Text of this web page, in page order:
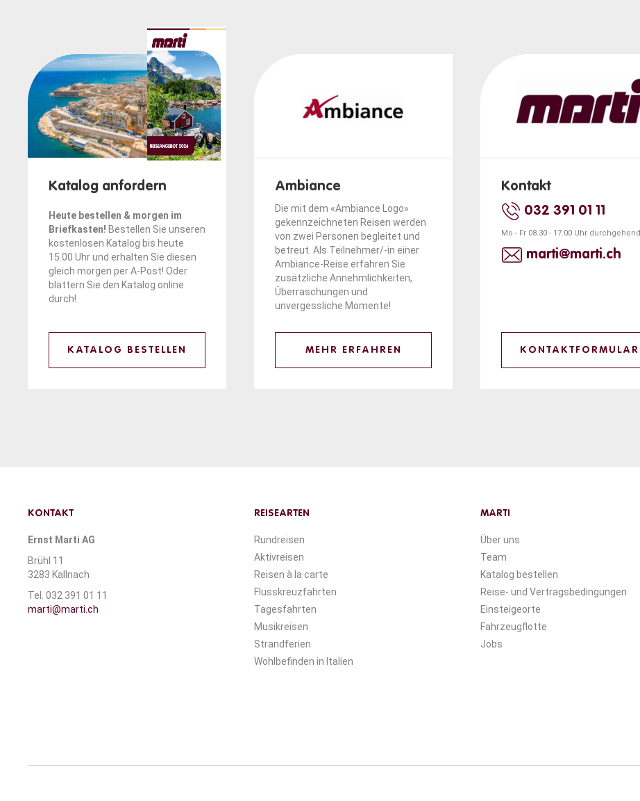
Katalog anfordern
Heute bestellen & morgen im
Briefkasten! Bestellen Sie unseren
kostenlosen Katalog bis heute
15.00 Uhr und erhalten Sie diesen
gleich morgen per A-Post! Oder
blättern Sie den Katalog online
durch!
KATALOG BESTELLEN
Ambiance
Die mit dem «Ambiance Logo»
gekennzeichneten Reisen werden
von zwei Personen begleitet und
betreut. Als Teilnehmer/-in einer
Ambiance-Reise erfahren Sie
zusätzliche Annehmlichkeiten,
Überraschungen und
unvergessliche Momente!
MEHR ERFAHREN
Kontakt
032 391 01 11
Mo - Fr 08.30 - 17.00 Uhr durchgehend
marti@marti.ch
KONTAKTFORMULAR
KONTAKT
Ernst Marti AG
Brühl 11
3283 Kallnach
Tel. 032 391 01 11
marti@marti.ch
REISEARTEN
Rundreisen
Aktivreisen
Reisen à la carte
Flusskreuzfahrten
Tagesfahrten
Musikreisen
Strandferien
Wohlbefinden in Italien
MARTI
Über uns
Team
Katalog bestellen
Reise- und Vertragsbedingungen
Einsteigeorte
Fahrzeugflotte
Jobs